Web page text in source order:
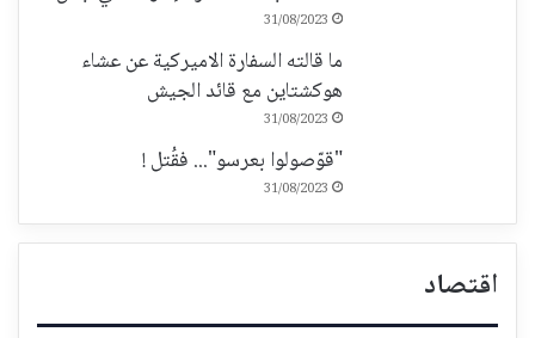
31/08/2023
ما قالته السفارة الاميركية عن عشاء
هوكشتاين مع قائد الجيش
31/08/2023
"قوّصولوا بعرسو"... فقُتل !
31/08/2023
اقتصاد